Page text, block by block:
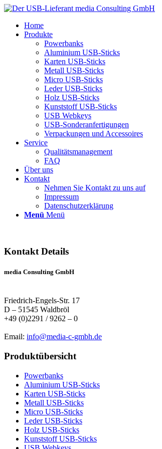
Home
Produkte
Powerbanks
Aluminium USB-Sticks
Karten USB-Sticks
Metall USB-Sticks
Micro USB-Sticks
Leder USB-Sticks
Holz USB-Sticks
Kunststoff USB-Sticks
USB Webkeys
USB-Sonderanfertigungen
Verpackungen und Accessoires
Service
Qualitätsmanagement
FAQ
Über uns
Kontakt
Nehmen Sie Kontakt zu uns auf
Impressum
Datenschutzerklärung
Menü Menü
Kontakt Details
media Consulting GmbH
Friedrich-Engels-Str. 17
D – 51545 Waldbröl
+49 (0)2291 / 9262 – 0
Email: info@media-c-gmbh.de
Produktübersicht
Powerbanks
Aluminium USB-Sticks
Karten USB-Sticks
Metall USB-Sticks
Micro USB-Sticks
Leder USB-Sticks
Holz USB-Sticks
Kunststoff USB-Sticks